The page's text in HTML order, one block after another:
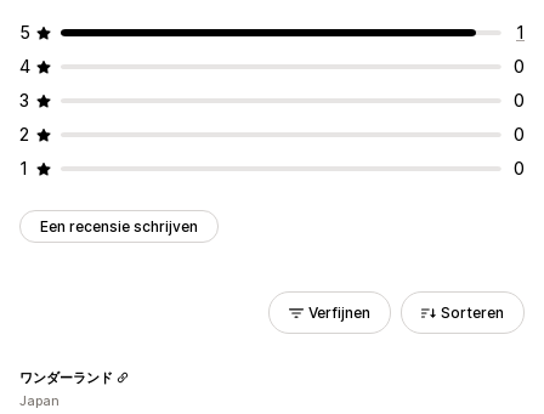
5
1
4
0
3
0
2
0
1
0
Een recensie schrijven
Verfijnen Sorteren
ワンダーランド
Japan